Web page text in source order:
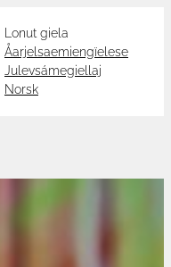
Lonut giela
Åarjelsaemiengïelese
Julevsámegiellaj
Norsk